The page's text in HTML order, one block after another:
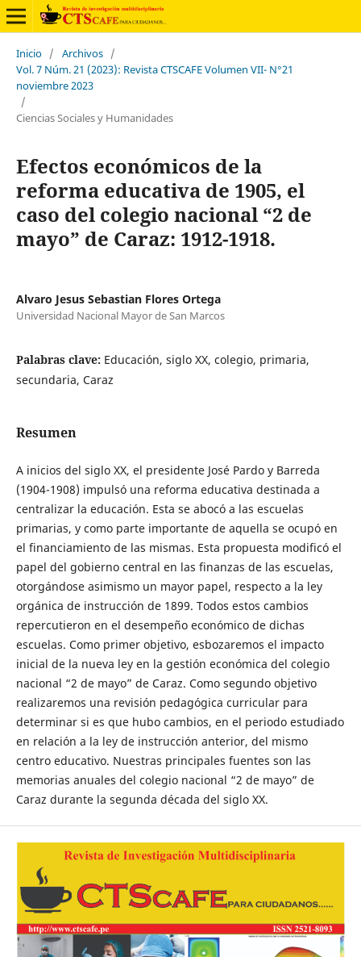
Inicio / Archivos /
Vol. 7 Núm. 21 (2023): Revista CTSCAFE Volumen VII- N°21
noviembre 2023
/
Ciencias Sociales y Humanidades
Efectos económicos de la
reforma educativa de 1905, el
caso del colegio nacional “2 de
mayo” de Caraz: 1912-1918.
Alvaro Jesus Sebastian Flores Ortega
Universidad Nacional Mayor de San Marcos
Palabras clave: Educación, siglo XX, colegio, primaria,
secundaria, Caraz
Resumen
A inicios del siglo XX, el presidente José Pardo y Barreda
(1904-1908) impulsó una reforma educativa destinada a
centralizar la educación. Esta se abocó a las escuelas
primarias, y como parte importante de aquella se ocupó en
el financiamiento de las mismas. Esta propuesta modificó el
papel del gobierno central en las finanzas de las escuelas,
otorgándose asimismo un mayor papel, respecto a la ley
orgánica de instrucción de 1899. Todos estos cambios
repercutieron en el desempeño económico de dichas
escuelas. Como primer objetivo, esbozaremos el impacto
inicial de la nueva ley en la gestión económica del colegio
nacional “2 de mayo” de Caraz. Como segundo objetivo
realizaremos una revisión pedagógica curricular para
determinar si es que hubo cambios, en el periodo estudiado
en relación a la ley de instrucción anterior, del mismo
centro educativo. Nuestras principales fuentes son las
memorias anuales del colegio nacional “2 de mayo” de
Caraz durante la segunda década del siglo XX.